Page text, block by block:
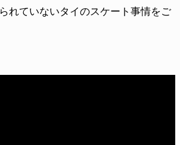
れていないタイのスケート事情をご